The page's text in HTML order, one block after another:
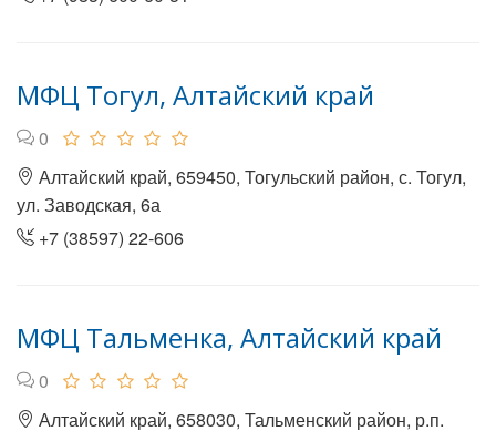
МФЦ Тогул, Алтайский край
0
Алтайский край, 659450, Тогульский район, с. Тогул,
ул. Заводская, 6а
+7 (38597) 22-606
МФЦ Тальменка, Алтайский край
0
Алтайский край, 658030, Тальменский район, р.п.